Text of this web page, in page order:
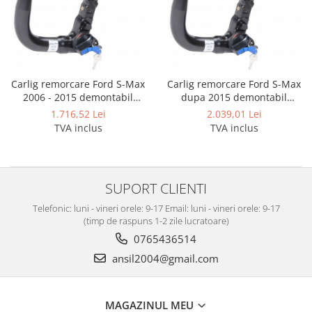
Carlige Mitsubishi
Carlige Nissan
Carlige Opel
Carlige Peugeot
Carlige Plymouth
Carlige Porsche
Carlige Seat
Carlige SsangYong
Carlige Subaru
Scut motor Smart
Scut motor SsangYong
Scut motor Subaru
Scut motor Suzuki
Scut motor Tesla
Scut motor Toyota
Scut motor Volvo C40
Scut motor Volvo V90
Scut motor Volvo XC40
Carlig remorcare Ford S-Max
2006 - 2015 demontabil
automat vertical
1.716,52 Lei
TVA inclus
Carlig remorcare Ford S-Max
dupa 2015 demontabil
automat vertical
2.039,01 Lei
TVA inclus
SUPORT CLIENTI
Telefonic: luni - vineri orele: 9-17 Email: luni - vineri orele: 9-17
(timp de raspuns 1-2 zile lucratoare)
0765436514
ansil2004@gmail.com
MAGAZINUL MEU